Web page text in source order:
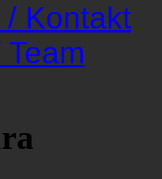
/ Kontakt